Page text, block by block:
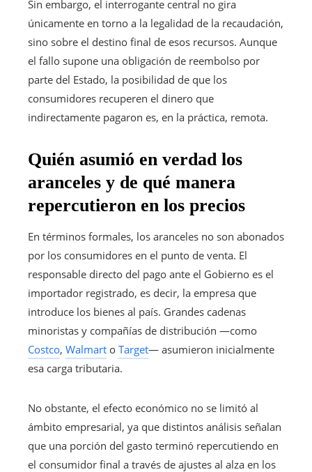
Sin embargo, el interrogante central no gira
únicamente en torno a la legalidad de la recaudación,
sino sobre el destino final de esos recursos. Aunque
el fallo supone una obligación de reembolso por
parte del Estado, la posibilidad de que los
consumidores recuperen el dinero que
indirectamente pagaron es, en la práctica, remota.
Quién asumió en verdad los
aranceles y de qué manera
repercutieron en los precios
En términos formales, los aranceles no son abonados
por los consumidores en el punto de venta. El
responsable directo del pago ante el Gobierno es el
importador registrado, es decir, la empresa que
introduce los bienes al país. Grandes cadenas
minoristas y compañías de distribución —como
Costco, Walmart o Target— asumieron inicialmente
esa carga tributaria.
No obstante, el efecto económico no se limitó al
ámbito empresarial, ya que distintos análisis señalan
que una porción del gasto terminó repercutiendo en
el consumidor final a través de ajustes al alza en los